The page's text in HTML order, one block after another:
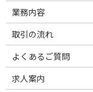
業務内容
取引の流れ
よくあるご質問
求人案内